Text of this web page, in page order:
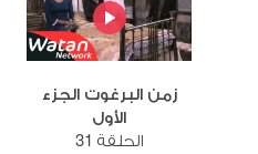
زمن البرغوت الجزء
الأول
الحلقة 31